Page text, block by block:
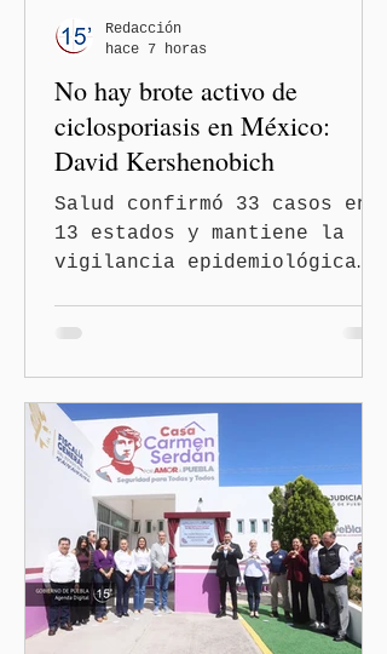
No hay brote activo de
ciclosporiasis en México:
David Kershenobich
Salud confirmó 33 casos en
13 estados y mantiene la
vigilancia epidemiológica
Kershenobich Stalnikowitz,
aseguró que en México no
existe un brote activo de
ciclosporiasis, luego de
los recientes reportes de
casos en Estados Unidos y
de viajeros del Reino Unido
que visitaron territorio
mexicano. A través de un
mensaje difundido en redes
Redacción
hace 7 horas